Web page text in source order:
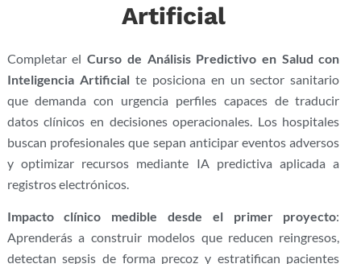
Artificial
Completar elCurso de Análisis Predictivo en Salud con
Inteligencia Artificialte posiciona en un sector sanitario
que demanda con urgencia perfiles capaces de traducir
datos clínicos en decisiones operacionales. Los hospitales
buscan profesionales que sepan anticipar eventos adversos
y optimizar recursos mediante IA predictiva aplicada a
registros electrónicos.
Impacto clínico medible desde el primer proyecto:
Aprenderás a construir modelos que reducen reingresos,
detectan sepsis de forma precoz y estratifican pacientes